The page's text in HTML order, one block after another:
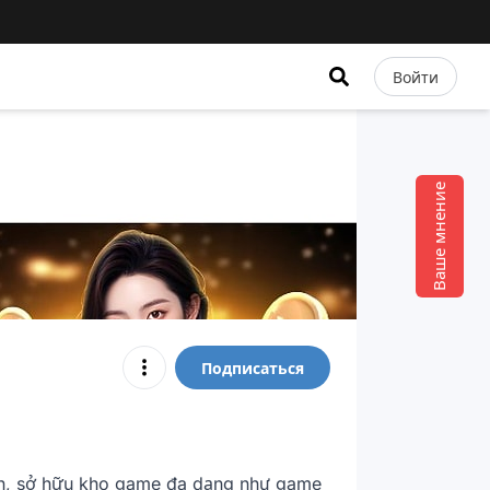
Войти
Ваше мнение
Подписаться
sở hữu kho game đa dạng như game